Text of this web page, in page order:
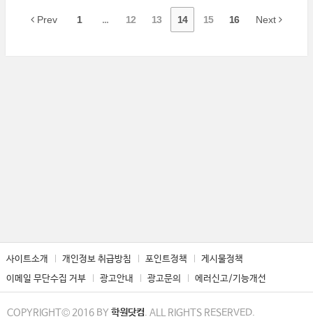
Prev 1 ... 12 13 14 15 16 Next
사이트소개 개인정보 취급방침 포인트정책
게시물정책
이메일 무단수집 거부
광고안내 광고문의 에러신고/기능개선
COPYRIGHT© 2016 BY 학원닷컴. ALL RIGHTS RESERVED.